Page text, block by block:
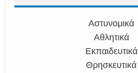
Αστυνομικά
Αθλητικά
Εκπαιδευτικά
Θρησκευτικά